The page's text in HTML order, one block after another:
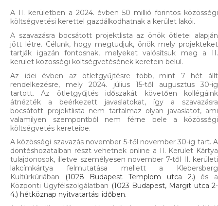
A II. kerületben a 2024. évben 50 millió forintos közösségi
költségvetési kerettel gazdálkodhatnak a kerület lakói.
A szavazásra bocsátott projektlista az önök ötletei alapján
jött létre. Célunk, hogy megtudjuk, önök mely projekteket
tartják igazán fontosnak, melyeket valósítsuk meg a II.
kerület közösségi költségvetésének keretein belül.
Az idei évben az ötletgyűjtésre több, mint 7 hét állt
rendelkezésre, mely 2024. július 15-től augusztus 30-ig
tartott. Az ötletgyűjtés időszakát követően kollégáink
átnézték a beérkezett javaslatokat, így a szavazásra
bocsátott projektlista nem tartalmaz olyan javaslatot, ami
valamilyen szempontból nem férne bele a közösségi
költségvetés kereteibe.
A közösségi szavazás november 5-től november 30-ig tart. A
döntéshozatalban részt vehetnek online a II. Kerület Kártya
tulajdonosok, illetve személyesen november 7-től II. kerületi
lakcímkártya felmutatása mellett a Klebersberg
Kultúrkúriában
(1028 Budapest Templom utca 2.) és a
Központi Ügyfélszolgálatban (1023 Budapest, Margit utca 2-
4.) hétköznap nyitvatartási időben.